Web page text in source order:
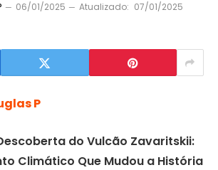
06/01/2025 Atualizado: 07/01/2025
P
do Vulcão Zavaritskii:
Climático Que Mudou a História